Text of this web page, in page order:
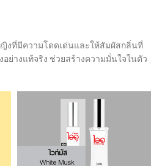
งที่มีความโดดเด่นและให้สัมผัสกลิ่นที่
ย่างแท้จริง ช่วยสร้างความมั่นใจในตัว